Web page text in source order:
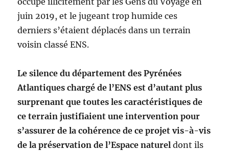
juin 2019, et le jugeant trop humide ces
derniers s’étaient déplacés dans un terrain
voisin classé ENS.
Le silence du département des Pyrénées
Atlantiques chargé de l’ENS est d’autant plus
surprenant que toutes les caractéristiques de
ce terrain justifiaient une intervention pour
s’assurer de la cohérence de ce projet vis-à-vis
de la préservation de l’Espace naturel dont ils